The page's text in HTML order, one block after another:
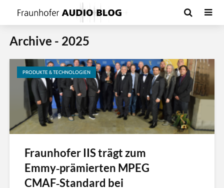
Archive - 2025
PRODUKTE & TECHNOLOGIEN
Fraunhofer IIS trägt zum
Emmy‑prämierten MPEG
CMAF‑Standard bei